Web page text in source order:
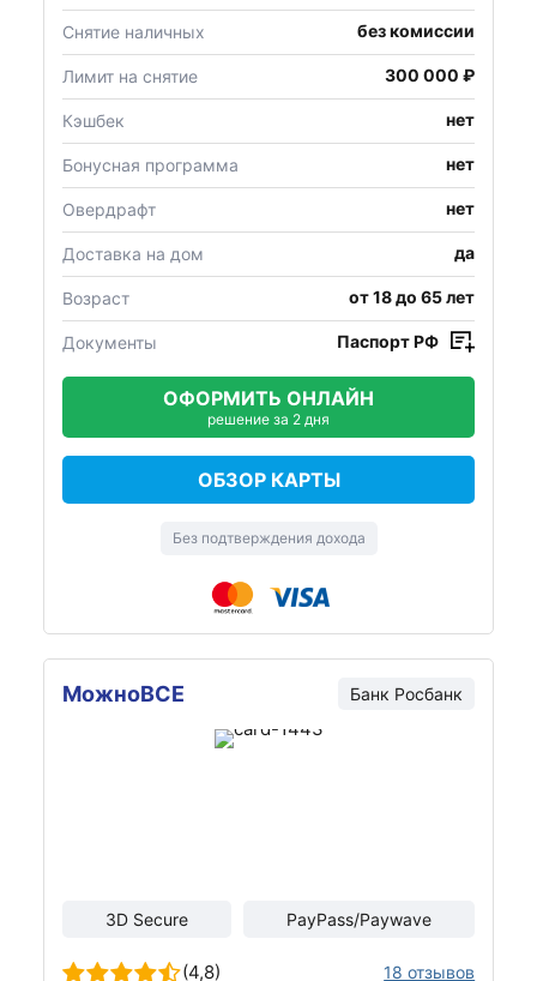
Снятие наличных без комиссии
Лимит на снятие 300 000 ₽
Кэшбек нет
Бонусная программа нет
Овердрафт нет
Доставка на дом да
Возраст от 18 до 65 лет
Документы Паспорт РФ
ОФОРМИТЬ ОНЛАЙН
решение за 2 дня
ОБЗОР КАРТЫ
Без подтверждения дохода
МожноВСЕ Банк Росбанк
3D Secure PayPass/Paywave
(4,8) 18 отзывов